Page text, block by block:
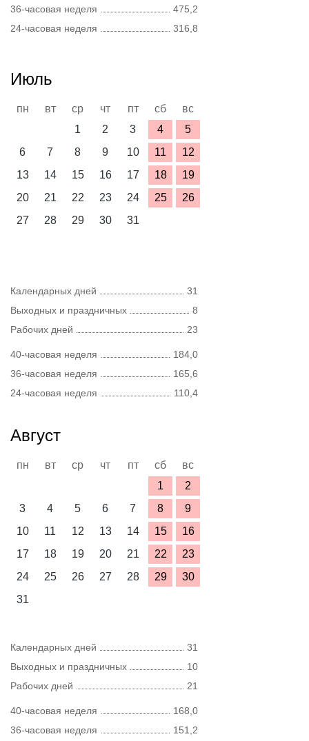
36-часовая неделя
475,2
24-часовая неделя
316,8
Июль
пн вт ср чт пт сб
вс
1
2 3 4
5
6
7 8 9 10 11
12
13
14 15 16 17 18
19
20
21 22 23 24 25
26
27
28 29 30 31
Календарных дней
31
Выходных и праздничных
8
Рабочих дней
23
40-часовая неделя
184,0
36-часовая неделя
165,6
24-часовая неделя
110,4
Август
пн вт ср чт пт сб
вс
1
2
3
4 5 6 7 8
9
10
11 12 13 14 15
16
17
18 19 20 21 22
23
24
25 26 27 28 29
30
31
Календарных дней
31
Выходных и праздничных
10
Рабочих дней
21
40-часовая неделя
168,0
36-часовая неделя
151,2